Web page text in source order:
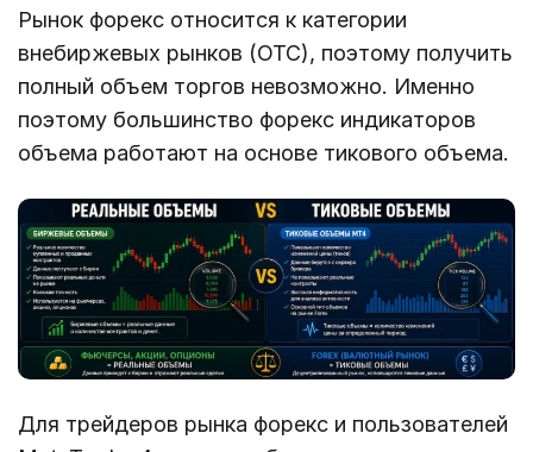
Рынок форекс относится к категории
внебиржевых рынков (OTC), поэтому получить
полный объем торгов невозможно. Именно
поэтому большинство форекс индикаторов
объема работают на основе тикового объема.
Для трейдеров рынка форекс и пользователей